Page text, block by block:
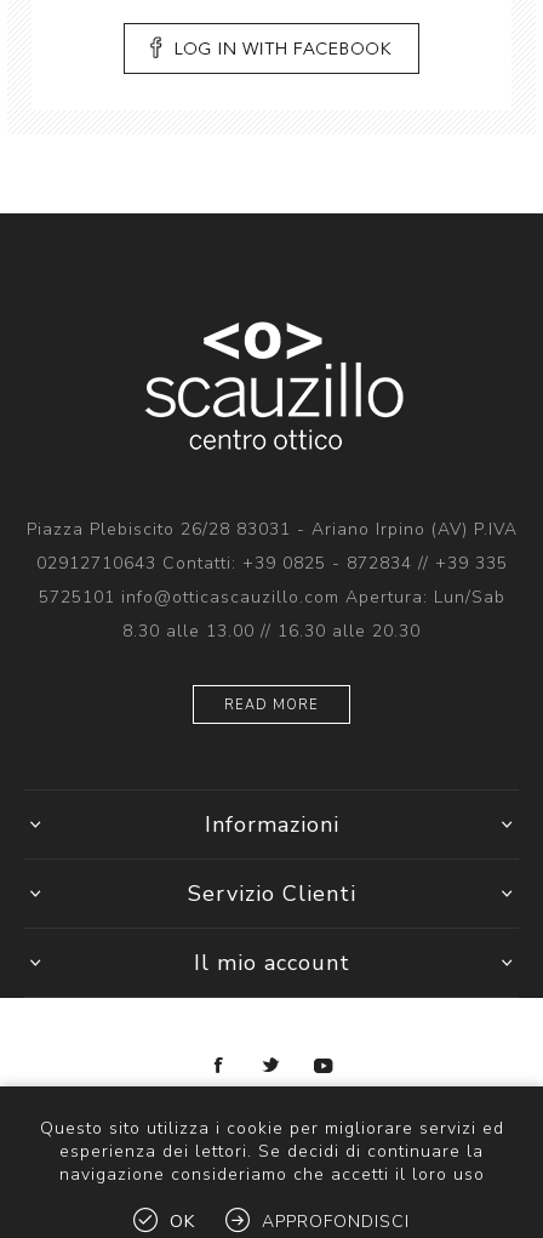
Piazza Plebiscito 26/28 83031 - Ariano Irpino (AV) P.IVA
02912710643 Contatti: +39 0825 - 872834 // +39 335
5725101 info@otticascauzillo.com Apertura: Lun/Sab
8.30 alle 13.00 // 16.30 alle 20.30
READ MORE
Informazioni
Servizio Clienti
Il mio account
Copyright © 2026 Ottica Scauzillo. Tutti i diritti riservati
Questo sito utilizza i cookie per migliorare servizi ed
esperienza dei lettori. Se decidi di continuare la
navigazione consideriamo che accetti il loro uso
OK APPROFONDISCI